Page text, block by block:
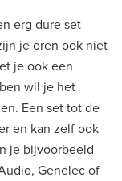
erg dure set
je oren ook niet
je ook een
wil je het
Een set tot de
en kan zelf ook
je bijvoorbeeld
Genelec of